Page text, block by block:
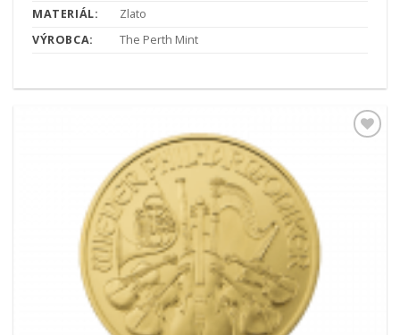
MATERIÁL:
Zlato
VÝROBCA:
The Perth Mint